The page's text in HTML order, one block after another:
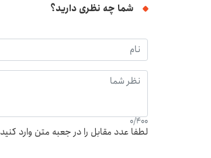
شما چه نظری دارید؟
0/400
لطفا عدد مقابل را در جعبه متن وارد کنید